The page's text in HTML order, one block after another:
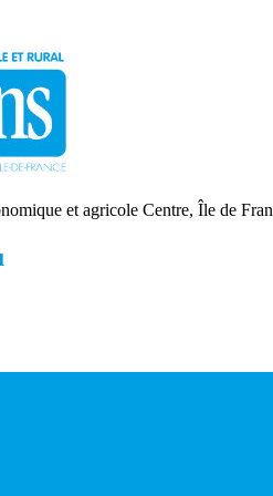
et agricole Centre, Île de